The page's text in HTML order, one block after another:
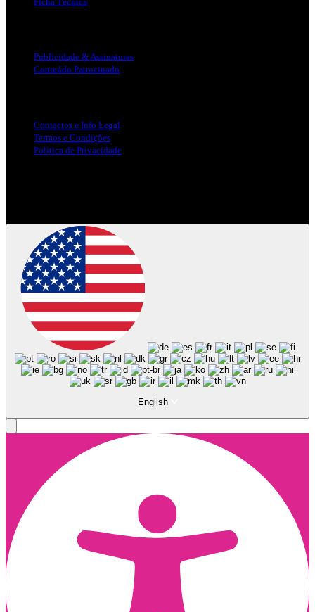
Publicidade & Assinaturas
Conteúdo Patrocinado
Contactos e Info Legal
Termos e Condições
Politica de Privacidade
English